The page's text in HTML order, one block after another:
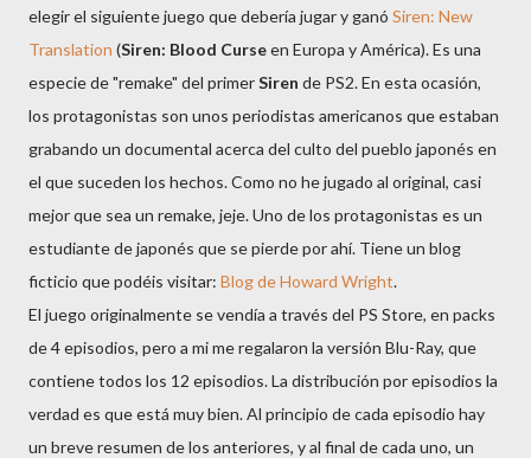
elegir el siguiente juego que debería jugar y ganó Siren: New
Translation (Siren: Blood Curseen Europa y América). Es una
especie de "remake" del primerSiren de PS2. En esta ocasión,
los protagonistas son unos periodistas americanos que estaban
grabando un documental acerca del culto del pueblo japonés en
el que suceden los hechos. Como no he jugado al original, casi
mejor que sea un remake, jeje. Uno de los protagonistas es un
estudiante de japonés que se pierde por ahí. Tiene un blog
ficticio que podéis visitar: Blog de Howard Wright.
El juego originalmente se vendía a través del PS Store, en packs
de 4 episodios, pero a mi me regalaron la versión Blu-Ray, que
contiene todos los 12 episodios. La distribución por episodios la
verdad es que está muy bien. Al principio de cada episodio hay
un breve resumen de los anteriores, y al final de cada uno, un